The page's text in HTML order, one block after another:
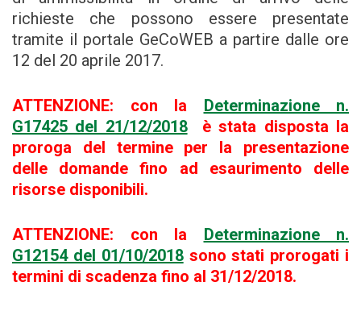
richieste che possono essere presentate
tramite il portale GeCoWEB a partire dalle ore
12 del 20 aprile 2017.
ATTENZIONE: con la Determinazione n.
G17425 del 21/12/2018
è stata disposta la
proroga del termine per la presentazione
delle domande fino ad esaurimento delle
risorse disponibili.
ATTENZIONE: con la Determinazione n.
G12154 del 01/10/2018sono stati prorogati i
termini di scadenza fino al 31/12/2018.